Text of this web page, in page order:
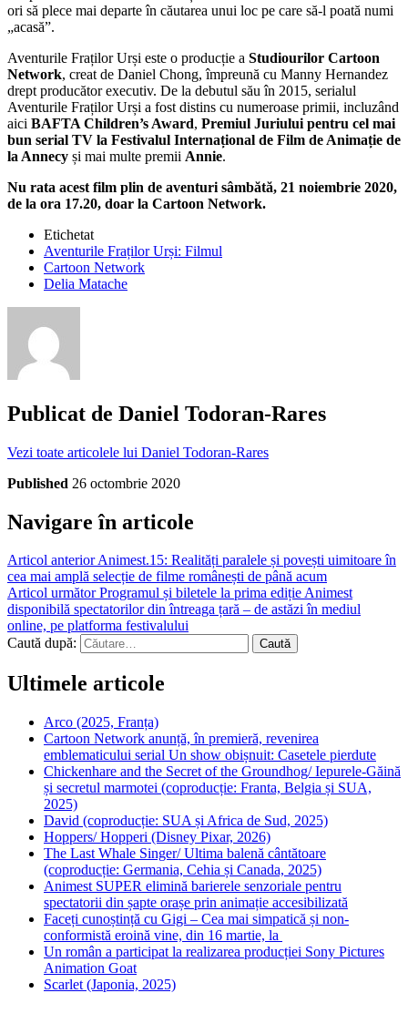
ori să plece mai departe în căutarea unui loc pe care să-l poată numi
„acasă”.
Aventurile Fraților Urși este o producție a Studiourilor Cartoon
Network, creat de Daniel Chong, împreună cu Manny Hernandez
drept producător executiv. De la debutul său în 2015, serialul
Aventurile Fraților Urși a fost distins cu numeroase primii, incluzând
aici BAFTA Children’s Award, Premiul Juriului pentru cel mai
bun serial TV la Festivalul Internațional de Film de Animație de
la Annecy și mai multe premii Annie.
Nu rata acest film plin de aventuri sâmbătă, 21 noiembrie 2020,
de la ora 17.20, doar la Cartoon Network.
Etichetat
Aventurile Fraților Urși: Filmul
Cartoon Network
Delia Matache
Publicat de Daniel Todoran-Rares
Vezi toate articolele lui Daniel Todoran-Rares
Published 26 octombrie 2020
Navigare în articole
Articol anteriorAnimest.15: Realități paralele și povești uimitoare în
cea mai amplă selecție de filme românești de până acum
Articol următorProgramul și biletele la prima ediție Animest
disponibilă spectatorilor din întreaga țară – de astăzi în mediul
online, pe platforma festivalului
Caută după:
Ultimele articole
Arco (2025, Franța)
Cartoon Network anunță, în premieră, revenirea
emblematicului serial Un show obișnuit: Casetele pierdute
Chickenhare and the Secret of the Groundhog/ Iepurele-Găină
și secretul marmotei (coproducție: Franta, Belgia și SUA,
2025)
David (coproducție: SUA și Africa de Sud, 2025)
Hoppers/ Hopperi (Disney Pixar, 2026)
The Last Whale Singer/ Ultima balenă cântătoare
(coproducție: Germania, Cehia și Canada, 2025)
Animest SUPER elimină barierele senzoriale pentru
spectatorii din șapte orașe prin animație accesibilizată
Faceți cunoștință cu Gigi – Cea mai simpatică și non-
conformistă eroină vine, din 16 martie, la
Un român a participat la realizarea producției Sony Pictures
Animation Goat
Scarlet (Japonia, 2025)